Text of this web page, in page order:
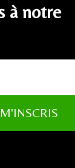
à notre
M'INSCRIS